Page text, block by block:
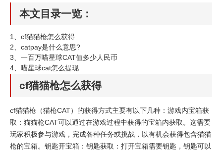
本文目录一览：
1、 cf猫猫枪怎么获得
2、 catpay是什么意思?
3、 一百万喵星球CAT值多少人民币
4、 喵星球cat怎么提现
cf猫猫枪怎么获得
cf猫猫枪（猫枪CAT）的获得方式主要有以下几种：游戏内宝箱获
取：猫猫枪CAT可以通过在游戏过程中获得的宝箱内获取。这需要
玩家积极参与游戏，完成各种任务或挑战，以有机会获得包含猫猫
枪的宝箱。钥匙开宝箱：钥匙获取：打开宝箱需要钥匙，钥匙可以